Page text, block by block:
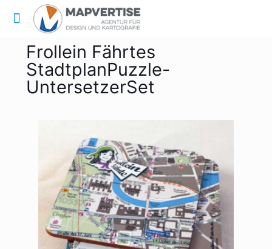
Frollein Fährtes
StadtplanPuzzle-
UntersetzerSet